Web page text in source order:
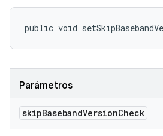
public void
Parámetros
skipBasebandVersionCheck